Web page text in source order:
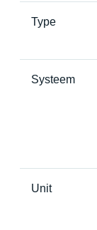
Type
Systeem
Unit